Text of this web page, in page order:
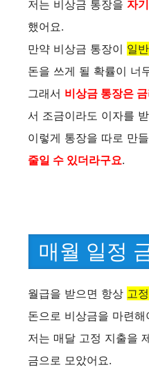
저는 비상금 통장을 자
했어요.
만약 비상금 통장이 일
돈을 쓰게 될 확률이 너
그래서 비상금 통장은
서 조금이라도 이자를
이렇게 통장을 따로 만
줄일 수 있더라구요.
매월 일정
월급을 받으면 항상 고
돈으로 비상금을 마련해
저는 매달 고정 지출을
금으로 모았어요.